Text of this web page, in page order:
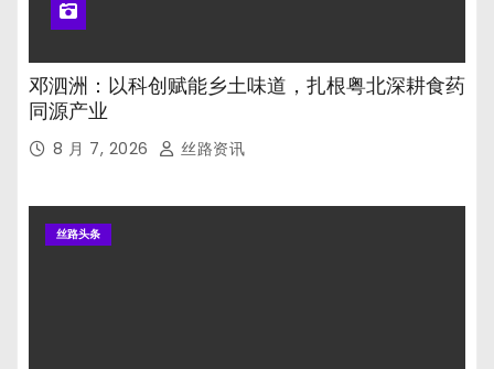
邓泗洲：以科创赋能乡土味道，扎根粤北深耕食药
同源产业
8 月 7, 2026 丝路资讯
丝路头条